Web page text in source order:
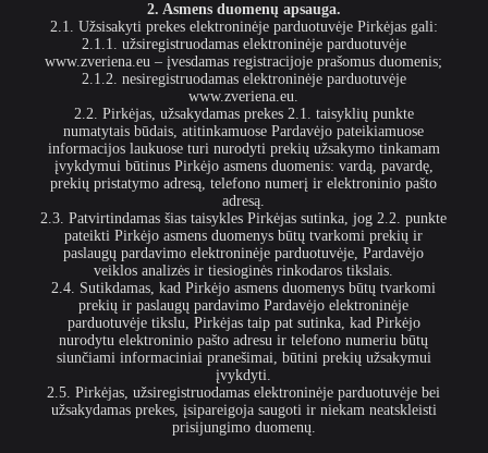
2. Asmens duomenų apsauga.
2.1. Užsisakyti prekes elektroninėje parduotuvėje Pirkėjas gali:
2.1.1. užsiregistruodamas elektroninėje parduotuvėje
www.zveriena.eu – įvesdamas registracijoje prašomus duomenis;
2.1.2. nesiregistruodamas elektroninėje parduotuvėje
www.zveriena.eu.
2.2. Pirkėjas, užsakydamas prekes 2.1. taisyklių punkte
numatytais būdais, atitinkamuose Pardavėjo pateikiamuose
informacijos laukuose turi nurodyti prekių užsakymo tinkamam
įvykdymui būtinus Pirkėjo asmens duomenis: vardą, pavardę,
prekių pristatymo adresą, telefono numerį ir elektroninio pašto
adresą.
2.3. Patvirtindamas šias taisykles Pirkėjas sutinka, jog 2.2. punkte
pateikti Pirkėjo asmens duomenys būtų tvarkomi prekių ir
paslaugų pardavimo elektroninėje parduotuvėje, Pardavėjo
veiklos analizės ir tiesioginės rinkodaros tikslais.
2.4. Sutikdamas, kad Pirkėjo asmens duomenys būtų tvarkomi
prekių ir paslaugų pardavimo Pardavėjo elektroninėje
parduotuvėje tikslu, Pirkėjas taip pat sutinka, kad Pirkėjo
nurodytu elektroninio pašto adresu ir telefono numeriu būtų
siunčiami informaciniai pranešimai, būtini prekių užsakymui
įvykdyti.
2.5. Pirkėjas, užsiregistruodamas elektroninėje parduotuvėje bei
užsakydamas prekes, įsipareigoja saugoti ir niekam neatskleisti
prisijungimo duomenų.